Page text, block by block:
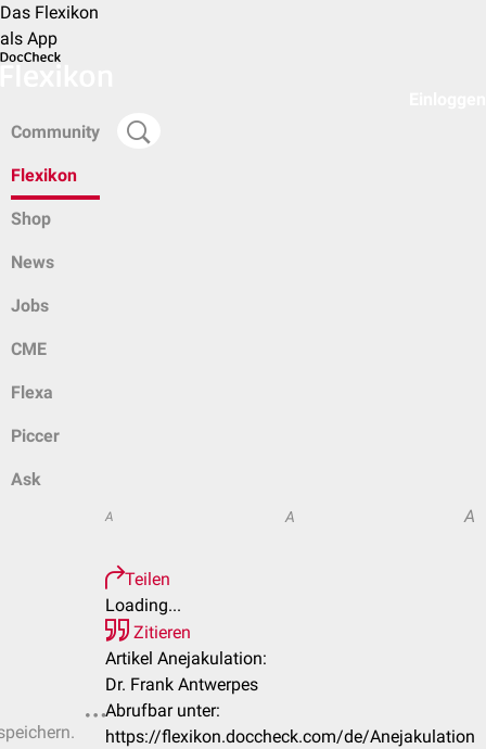
Das Flexikon
als App
Community
Flexikon
Shop
News
Jobs
CME
Flexa
Piccer
Ask
A A A
Teilen
Loading...
Zitieren
Artikel Anejakulation:
Dr. Frank Antwerpes
Abrufbar unter:
https://flexikon.doccheck.com/de/Anejakulation